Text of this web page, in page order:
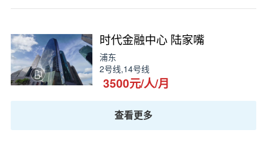
时代金融中心 陆家嘴
浦东
2号线,14号线
3500元/人/月
查看更多